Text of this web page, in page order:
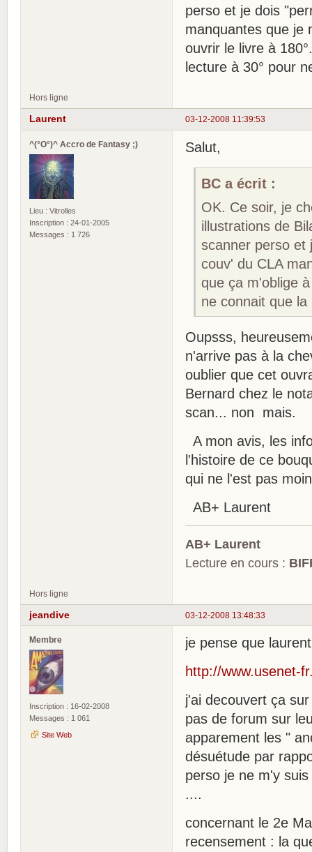
perso et je dois
manquantes que je
ouvrir le livre à
lecture à 30° pour
Hors ligne
03-12-2008 11:39:53
Laurent
^(°O°)^ Accro de Fantasy ;)
Lieu : Vitrolles
Inscription : 24-01-2005
Messages : 1 726
Salut,
BC a écrit :
OK. Ce soir, je
illustrations de
scanner perso et
couv' du CLA
que ça m'oblige
ne connait que
Oupsss,
n'arrive pas à la
oublier que cet
Bernard chez le
scan... non mais.
A mon avis, les
l'histoire de ce
qui ne l'est pas
AB+ Laurent
AB+ Laurent
Lecture en cours :
Hors ligne
03-12-2008 13:48:33
jeandive
Membre
Inscription : 16-02-2008
Messages : 1 061
Site Web
je pense que
http://www.usenet-
j'ai decouvert ça
pas de forum sur
apparement les "
désuétude par
perso je ne m'y
....
concernant le 2e
recensement : la